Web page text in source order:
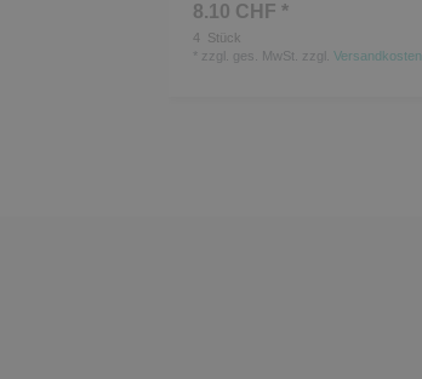
8.10 CHF *
4
Stück
zzgl. ges. MwSt. zzgl. Versandkosten